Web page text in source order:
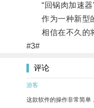
“回锅肉加速器”
作为一种新型的
相信在不久的将
#3#
评论
游客
这款软件的操作非常简单